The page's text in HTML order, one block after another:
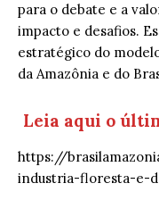
para o debate e a
impacto e desafios.
estratégico do
da Amazônia e do
Leia aqui o
https://
industria-floresta-e-